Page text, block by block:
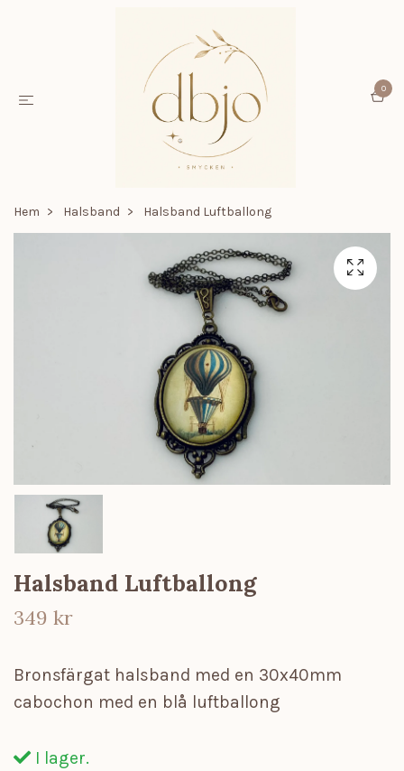
0
Hem Halsband Halsband Luftballong
Halsband Luftballong
349 kr
Bronsfärgat halsband med en 30x40mm
cabochon med en blå luftballong
I lager.